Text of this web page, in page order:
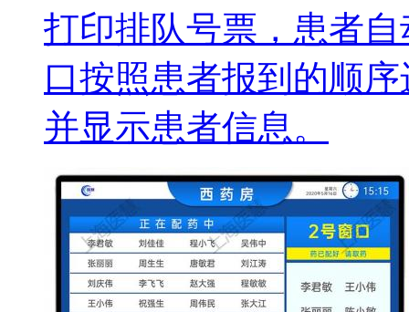
打印排队号票，患者
口按照患者报到的顺
并显示患者信息。